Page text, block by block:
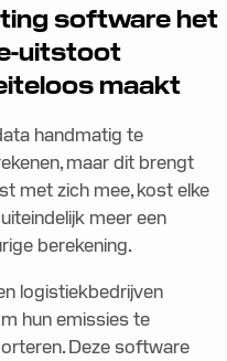
software het
uitstoot
maakt
handmatig te
maar dit brengt
met zich mee, kost elke
meer een
berekening.
logistiekbedrijven
hun emissies te
Deze software